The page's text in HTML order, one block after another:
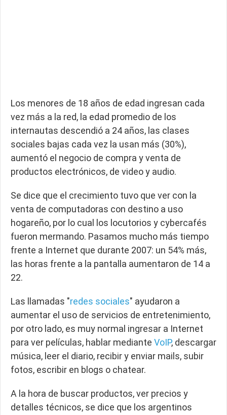
Los menores de 18 años de edad ingresan cada
vez más a la red, la edad promedio de los
internautas descendió a 24 años, las clases
sociales bajas cada vez la usan más (30%),
aumentó el negocio de compra y venta de
productos electrónicos, de video y audio.
Se dice que el crecimiento tuvo que ver con la
venta de computadoras con destino a uso
hogareño, por lo cual los locutorios y cybercafés
fueron mermando. Pasamos mucho más tiempo
frente a Internet que durante 2007: un 54% más,
las horas frente a la pantalla aumentaron de 14 a
22.
Las llamadas "redes sociales" ayudaron a
aumentar el uso de servicios de entretenimiento,
por otro lado, es muy normal ingresar a Internet
para ver películas, hablar mediante VoIP, descargar
música, leer el diario, recibir y enviar mails, subir
fotos, escribir en blogs o chatear.
A la hora de buscar productos, ver precios y
detalles técnicos, se dice que los argentinos